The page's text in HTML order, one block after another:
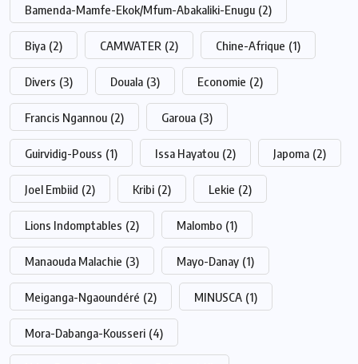
Bamenda-Mamfe-Ekok/Mfum-Abakaliki-Enugu (2)
Biya (2) CAMWATER (2) Chine-Afrique (1)
Divers (3) Douala (3) Economie (2)
Francis Ngannou (2) Garoua (3)
Guirvidig-Pouss (1) Issa Hayatou (2) Japoma (2)
Joel Embiid (2) Kribi (2) Lekie (2)
Lions Indomptables (2) Malombo (1)
Manaouda Malachie (3) Mayo-Danay (1)
Meiganga-Ngaoundéré (2) MINUSCA (1)
Mora-Dabanga-Kousseri (4)